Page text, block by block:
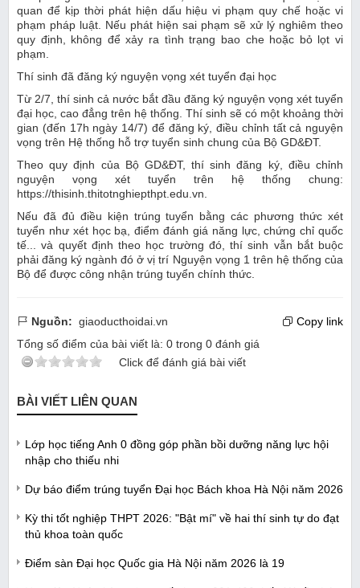
quan để kịp thời phát hiện dấu hiệu vi phạm quy chế hoặc vi
phạm pháp luật. Nếu phát hiện sai phạm sẽ xử lý nghiêm theo
quy định, không để xảy ra tình trạng bao che hoặc bỏ lọt vi
phạm.
Thí sinh đã đăng ký nguyện vọng xét tuyển đại học
Từ 2/7, thí sinh cả nước bắt đầu đăng ký nguyện vọng xét tuyển
đại học, cao đẳng trên hệ thống. Thí sinh sẽ có một khoảng thời
gian (đến 17h ngày 14/7) để đăng ký, điều chỉnh tất cả nguyện
vọng trên Hệ thống hỗ trợ tuyển sinh chung của Bộ GD&ĐT.
Theo quy định của Bộ GD&ĐT, thí sinh đăng ký, điều chỉnh
nguyện vọng xét tuyển trên hệ thống chung:
https://thisinh.thitotnghiepthpt.edu.vn.
Nếu đã đủ điều kiện trúng tuyển bằng các phương thức xét
tuyển như xét học bạ, điểm đánh giá năng lực, chứng chỉ quốc
tế... và quyết định theo học trường đó, thí sinh vẫn bắt buộc
phải đăng ký ngành đó ở vị trí Nguyện vọng 1 trên hệ thống của
Bộ để được công nhận trúng tuyển chính thức.
Nguồn: giaoducthoidai.vn
Copy link
Tổng số điểm của bài viết là: 0 trong 0 đánh giá
Click để đánh giá bài viết
BÀI VIẾT LIÊN QUAN
Lớp học tiếng Anh 0 đồng góp phần bồi dưỡng năng lực hội
nhập cho thiếu nhi
Dự báo điểm trúng tuyển Đại học Bách khoa Hà Nội năm 2026
Kỳ thi tốt nghiệp THPT 2026: "Bật mí" về hai thí sinh tự do đạt
thủ khoa toàn quốc
Điểm sàn Đại học Quốc gia Hà Nội năm 2026 là 19